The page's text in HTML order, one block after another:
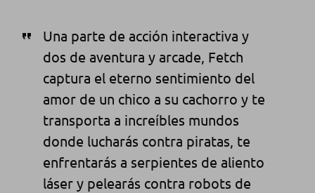
Una parte de acción interactiva y
dos de aventura y arcade, Fetch
captura el eterno sentimiento del
amor de un chico a su cachorro y te
transporta a increíbles mundos
donde lucharás contra piratas, te
enfrentarás a serpientes de aliento
láser y pelearás contra robots de